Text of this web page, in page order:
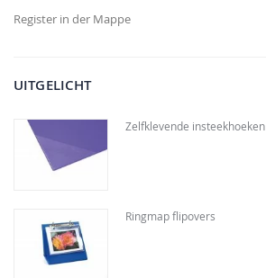
Register in der Mappe
UITGELICHT
Zelfklevende insteekhoeken
Ringmap flipovers